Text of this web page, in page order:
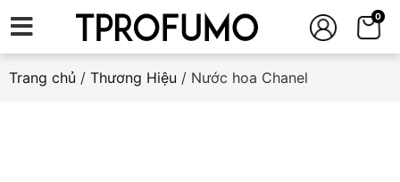
0
Trang chủ / Thương Hiệu / Nước hoa Chanel